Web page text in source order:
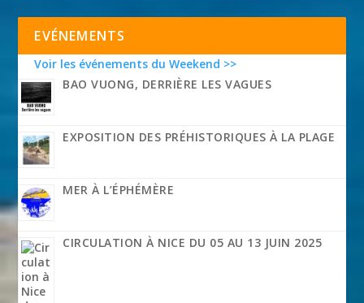
EVÉNEMENTS
Voir les événements du Weekend >>
BAO VUONG, DERRIÈRE LES VAGUES
EXPOSITION DES PRÉHISTORIQUES À LA PLAGE
MER À L’ÉPHÉMÈRE
CIRCULATION À NICE DU 05 AU 13 JUIN 2025